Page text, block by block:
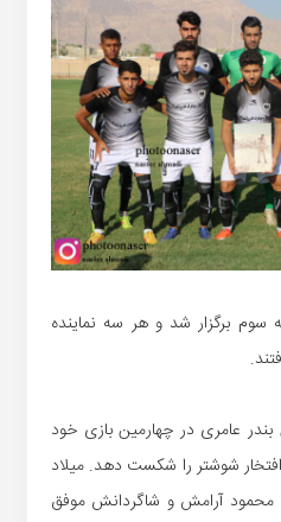
سوم برگزار شد و هر سه نماینده
عامری در چهارمین بازی خود
این بار موفق شد با نتیجه ۲بر۱ افتخار شوشتر را شکست دهد. میلاد
محمود آرامش و شاگردانش موفق